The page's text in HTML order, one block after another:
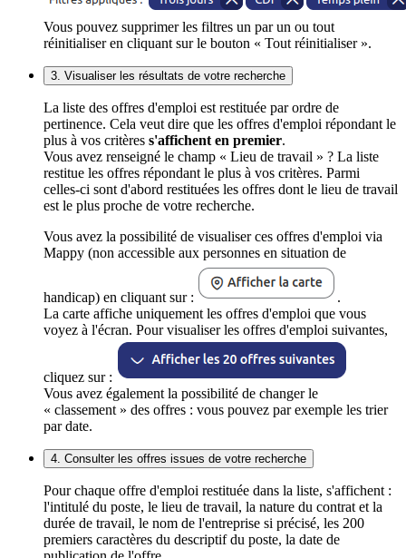
Vous pouvez supprimer les filtres un par un ou tout
réinitialiser en cliquant sur le bouton « Tout réinitialiser ».
3. Visualiser les résultats de votre recherche
La liste des offres d'emploi est restituée par ordre de
pertinence. Cela veut dire que les offres d'emploi répondant le
plus à vos critères s'affichent en premier.
Vous avez renseigné le champ « Lieu de travail » ? La liste
restitue les offres répondant le plus à vos critères. Parmi
celles-ci sont d'abord restituées les offres dont le lieu de travail
est le plus proche de votre recherche.
Vous avez la possibilité de visualiser ces offres d'emploi via
Mappy (non accessible aux personnes en situation de
handicap) en cliquant sur :
.
La carte affiche uniquement les offres d'emploi que vous
voyez à l'écran. Pour visualiser les offres d'emploi suivantes,
cliquez sur :
Vous avez également la possibilité de changer le
« classement » des offres : vous pouvez par exemple les trier
par date.
4. Consulter les offres issues de votre recherche
Pour chaque offre d'emploi restituée dans la liste, s'affichent :
l'intitulé du poste, le lieu de travail, la nature du contrat et la
durée de travail, le nom de l'entreprise si précisé, les 200
premiers caractères du descriptif du poste, la date de